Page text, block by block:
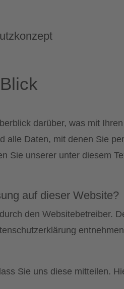
darüber, was mit
alle Daten, mit denen Sie
Sie unserer unter diesem
auf dieser Website?
den Websitebetreiber.
Sie uns diese mitteilen.